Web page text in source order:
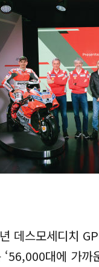
스모세디치
대에 가